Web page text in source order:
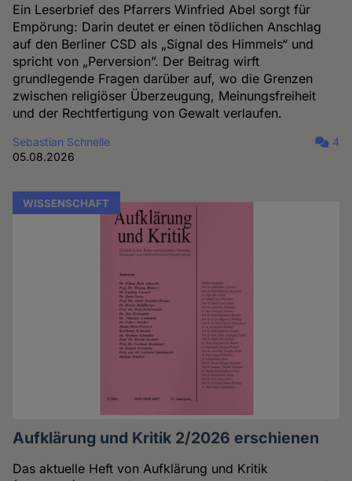
Ein Leserbrief des Pfarrers Winfried Abel sorgt für
Empörung: Darin deutet er einen tödlichen Anschlag
auf den Berliner CSD als „Signal des Himmels“ und
spricht von „Perversion”. Der Beitrag wirft
grundlegende Fragen darüber auf, wo die Grenzen
zwischen religiöser Überzeugung, Meinungsfreiheit
und der Rechtfertigung von Gewalt verlaufen.
Sebastian Schnelle
05.08.2026
4
WISSENSCHAFT
Aufklärung und Kritik 2/2026 erschienen
Das aktuelle Heft von Aufklärung und Kritik